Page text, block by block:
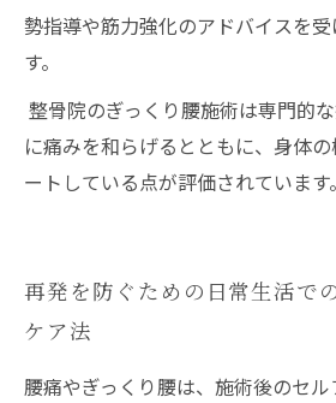
勢指導や筋力強化のアドバイスを
す。
整骨院のぎっくり腰施術は専門的
に痛みを和らげるとともに、身体
ートしている点が評価されています。
再発を防ぐための日常生活で
ケア法
腰痛やぎっくり腰は、施術後のセ